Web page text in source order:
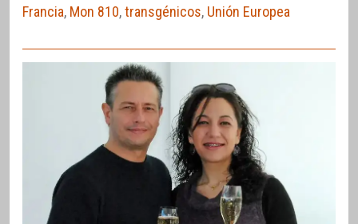
Francia, Mon 810,transgénicos, Unión Europea